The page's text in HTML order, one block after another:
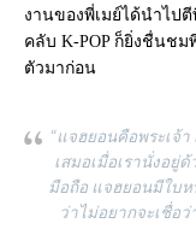
งานของพี่เมย์ได้นำไป
คลับ K-POP ก็ยิ่งชื่นชม
ตัวมาก่อน
“แจฮยอนคือพระเจ้
เสมอเมื่อเรานั่งอยู่
มือถือ แจฮยอนมีใบ
ว่าไม่อยากจะเชื่อ